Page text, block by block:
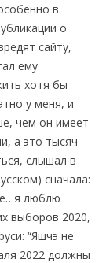
в
о
сайту,
ему
хотя бы
у меня, и
чем он имеет
а это тысяч
слышал в
сначала:
люблю
выборов 2020,
“Яшчэ не
2022 должны